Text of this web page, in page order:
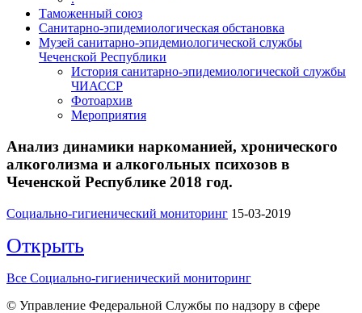
Таможенный союз
Санитарно-эпидемиологическая обстановка
Музей санитарно-эпидемиологической службы
Чеченской Республики
История санитарно-эпидемиологической службы
ЧИАССР
Фотоархив
Мероприятия
Анализ динамики наркоманией, хронического
алкоголизма и алкогольных психозов в
Чеченской Республике 2018 год.
Социально-гигиенический мониторинг 15-03-2019
Открыть
Все Социально-гигиенический мониторинг
© Управление Федеральной Службы по надзору в сфере